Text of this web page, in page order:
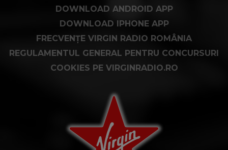
DOWNLOAD ANDROID APP
DOWNLOAD IPHONE APP
FRECVENȚE VIRGIN RADIO ROMÂNIA
REGULAMENTUL GENERAL PENTRU CONCURSURI
COOKIES PE VIRGINRADIO.RO